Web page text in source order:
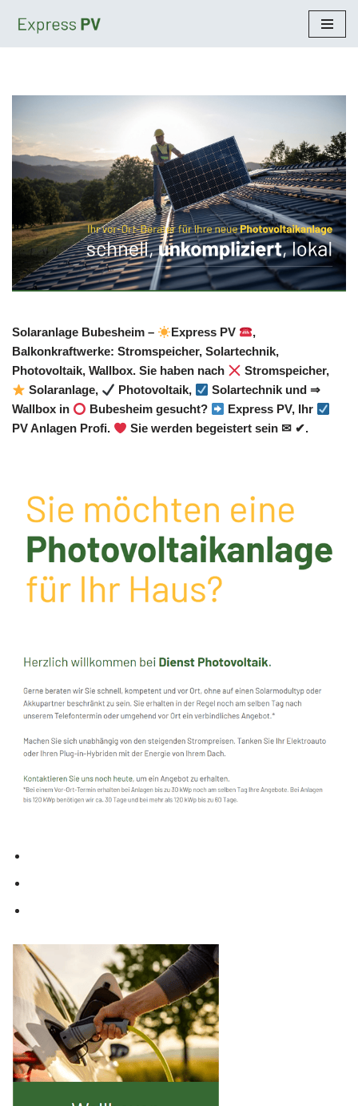
Solaranlage Bubesheim – Express PV
,
Balkonkraftwerke: Stromspeicher, Solartechnik,
Photovoltaik, Wallbox. Sie haben nach
Stromspeicher,
Solaranlage,
Photovoltaik,
Solartechnik und ⇒
Wallbox in
Bubesheim gesucht?
Express PV, Ihr
PV Anlagen Profi.
Sie werden begeistert sein ✉ ✔.